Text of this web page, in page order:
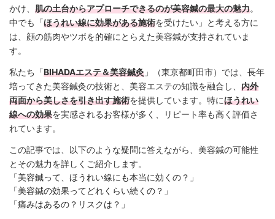
かけ、 肌の土台からアプローチできるのが美容鍼の最大の魅力。
中でも「ほうれい線に効果がある施術を受けたい」と考える方に
は、顔の筋肉やツボを的確にとらえた美容鍼が支持されていま
す。
私たち「BIHADAエステ＆美容鍼灸 」（東京都町田市）では、長年
培ってきた美容鍼灸の技術と、美容エステの知識を融合し、 内外
両面から美しさを引き出す施術を提供しています。特にほうれい
線への効果を実感されるお客様が多く、リピート率も高く評価さ
れています。
この記事では、以下のような疑問に答えながら、美容鍼の可能性
とその魅力を詳しくご紹介します。
「美容鍼って、ほうれい線にも本当に効くの？」
「美容鍼の効果ってどれくらい続くの？」
「痛みはあるの？リスクは？」